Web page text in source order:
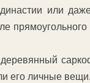
или
его личные